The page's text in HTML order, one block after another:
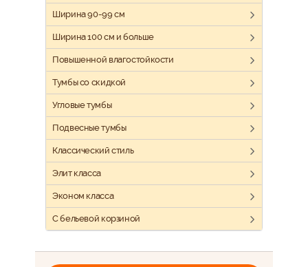
Ширина 90-99 см
Ширина 100 см и больше
Повышенной влагостойкости
Тумбы со скидкой
Угловые тумбы
Подвесные тумбы
Классический стиль
Элит класса
Эконом класса
С бельевой корзиной